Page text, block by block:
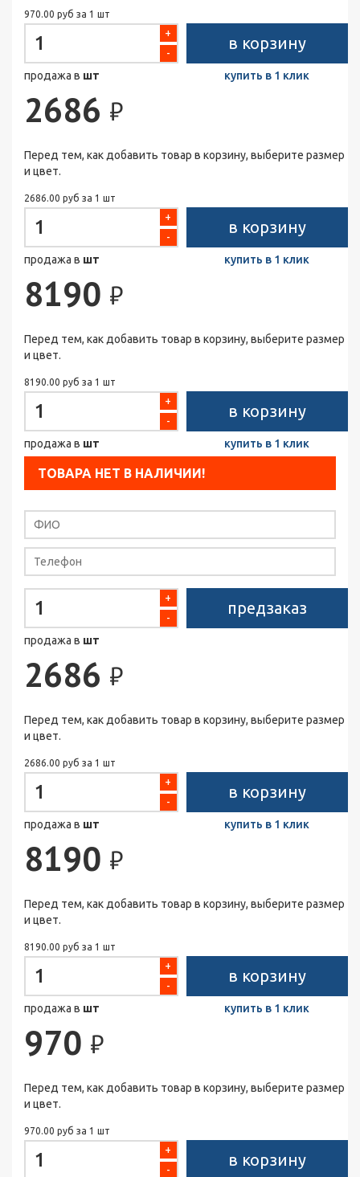
970.00 руб за 1 шт
-
+
продажа в шт
в корзину
купить в 1 клик
2686 ₽
Перед тем, как добавить товар в корзину, выберите размер
и цвет.
2686.00 руб за 1 шт
-
+
продажа в шт
в корзину
купить в 1 клик
8190 ₽
Перед тем, как добавить товар в корзину, выберите размер
и цвет.
8190.00 руб за 1 шт
-
+
продажа в шт
в корзину
купить в 1 клик
ТОВАРА НЕТ В НАЛИЧИИ!
-
+
продажа в шт
предзаказ
2686 ₽
Перед тем, как добавить товар в корзину, выберите размер
и цвет.
2686.00 руб за 1 шт
-
+
продажа в шт
в корзину
купить в 1 клик
8190 ₽
Перед тем, как добавить товар в корзину, выберите размер
и цвет.
8190.00 руб за 1 шт
-
+
продажа в шт
в корзину
купить в 1 клик
970 ₽
Перед тем, как добавить товар в корзину, выберите размер
и цвет.
970.00 руб за 1 шт
-
+
в корзину